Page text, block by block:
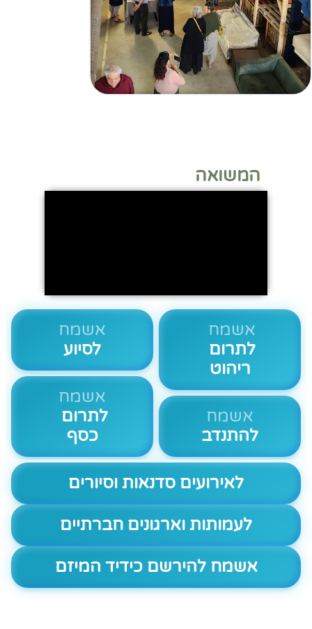
המשואה
אשמח
לתרום
ריהוט
אשמח
להתנדב
אשמח
לסיוע
אשמח
לתרום
כסף
לאירועים סדנאות וסיורים
לעמותות וארגונים חברתיים
אשמח להירשם כידיד המיזם